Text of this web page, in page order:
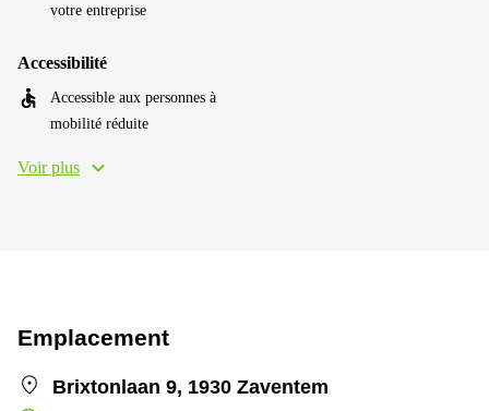
votre entreprise
Accessibilité
Accessible aux personnes à
mobilité réduite
Voir plus
Emplacement
Brixtonlaan 9, 1930 Zaventem